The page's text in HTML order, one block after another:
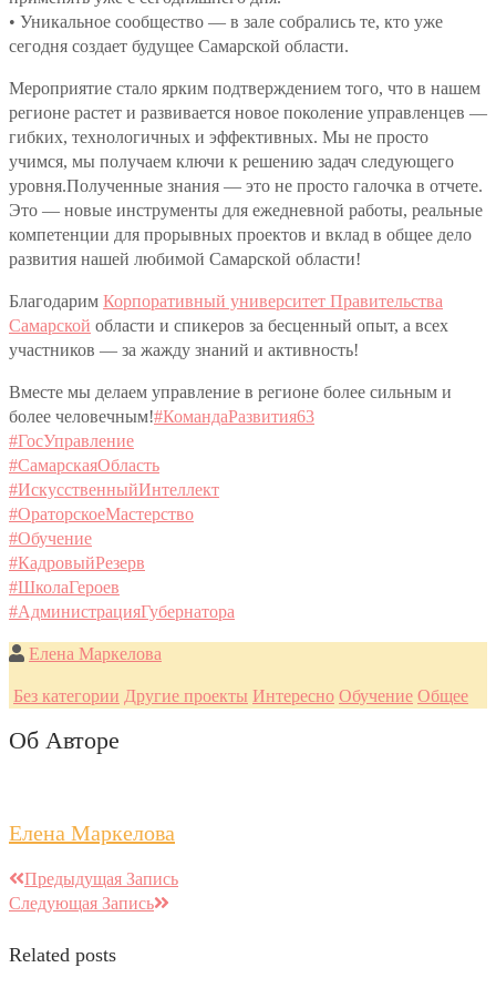
• Уникальное сообщество — в зале собрались те, кто уже
сегодня создает будущее Самарской области.
Мероприятие стало ярким подтверждением того, что в нашем
регионе растет и развивается новое поколение управленцев —
гибких, технологичных и эффективных. Мы не просто
учимся, мы получаем ключи к решению задач следующего
уровня.Полученные знания — это не просто галочка в отчете.
Это — новые инструменты для ежедневной работы, реальные
компетенции для прорывных проектов и вклад в общее дело
развития нашей любимой Самарской области!
Благодарим Корпоративный университет Правительства
Самарской области и спикеров за бесценный опыт, а всех
участников — за жажду знаний и активность!
Вместе мы делаем управление в регионе более сильным и
более человечным!#КомандаРазвития63
#ГосУправление
#СамарскаяОбласть
#ИскусственныйИнтеллект
#ОраторскоеМастерство
#Обучение
#КадровыйРезерв
#ШколаГероев
#АдминистрацияГубернатора
Елена Маркелова
Без категории Другие проекты Интересно Обучение Общее
Об Авторе
Елена Маркелова
Предыдущая Запись
Следующая Запись
Related posts